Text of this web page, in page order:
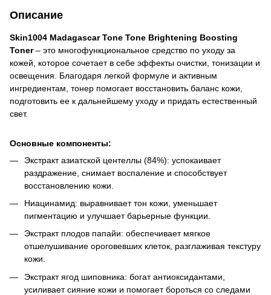
Описание
Skin1004 Madagascar Tone Tone Brightening Boosting
Toner– это многофункциональное средство по уходу за
кожей, которое сочетает в себе эффекты очистки, тонизации и
освещения. Благодаря легкой формуле и активным
ингредиентам, тонер помогает восстановить баланс кожи,
подготовить ее к дальнейшему уходу и придать естественный
свет.
Основные компоненты:
Экстракт азиатской центеллы (84%): успокаивает
раздражение, снимает воспаление и способствует
восстановлению кожи.
Ниацинамид: выравнивает тон кожи, уменьшает
пигментацию и улучшает барьерные функции.
Экстракт плодов папайи: обеспечивает мягкое
отшелушивание ороговевших клеток, разглаживая текстуру
кожи.
Экстракт ягод шиповника: богат антиоксидантами,
усиливает сияние кожи и помогает бороться со следами